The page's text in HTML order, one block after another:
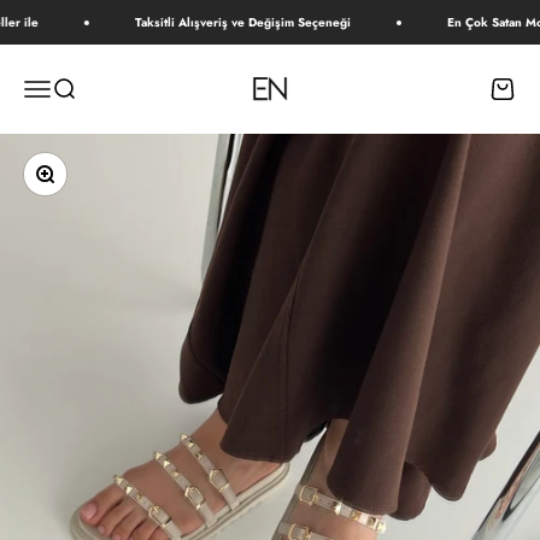
ile Taksitli Alışveriş ve Değişim Seçeneği En Çok Satan
MenüAra Sepet
Yakınlaştır